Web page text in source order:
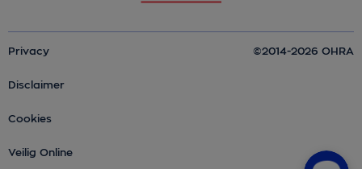
Privacy
Disclaimer
Cookies
Veilig Online
©2014-2026 OHRA